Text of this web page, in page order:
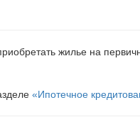
жилье на
«Ипотечное